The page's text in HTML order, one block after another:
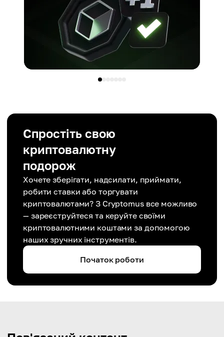
Спростіть свою
криптовалютну
подорож
Хочете зберігати, надсилати, приймати,
робити ставки або торгувати
криптовалютами? З Cryptomus все можливо
— зареєструйтеся та керуйте своїми
криптовалютними коштами за допомогою
наших зручних інструментів.
Початок роботи